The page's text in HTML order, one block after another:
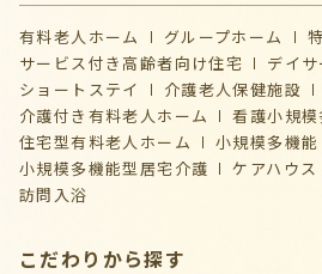
有料老人ホーム グループホーム
サービス付き高齢者向け住宅
デイ
ショートステイ
介護⽼⼈保健施設
介護付き有料老人ホーム
看護小規模
住宅型有料老人ホーム
小規模多機能
⼩規模多機能型居宅介護
ケアハウス
訪問入浴
こだわりから探す